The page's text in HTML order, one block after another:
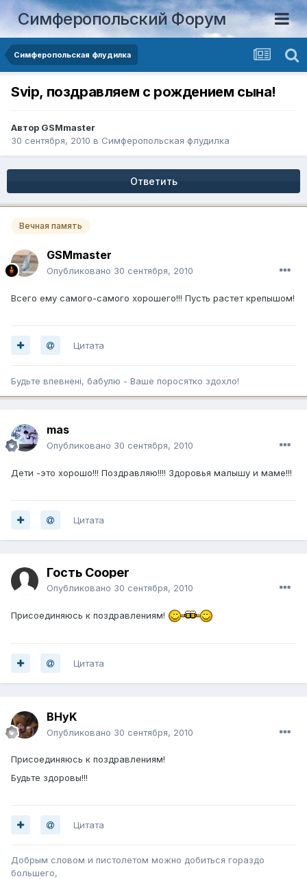
Симферопольский Форум
Симферопольская флудилка
Svip, поздравляем с рождением сына!
Автор GSMmaster
30 сентября, 2010 в Симферопольская флудилка
Ответить
Вечная память
GSMmaster
Опубликовано 30 сентября, 2010
Всего ему самого-самого хорошего!!! Пусть растет крепышом!
Цитата
Будьте впевненi, бабулю - Ваше поросятко здохло!
mas
Опубликовано 30 сентября, 2010
Дети -это хорошо!!! Поздравляю!!!! Здоровья малышу и маме!!!
Цитата
Гость Cooper
Опубликовано 30 сентября, 2010
Присоединяюсь к поздравлениям!
Цитата
BHyK
Опубликовано 30 сентября, 2010
Присоединяюсь к поздравлениям!
Будьте здоровы!!!
Цитата
Добрым словом и пистолетом можно добиться гораздо
большего,